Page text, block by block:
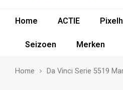
Home ACTIE
Seizoen
Merken
Home Da Vinci Serie 5519